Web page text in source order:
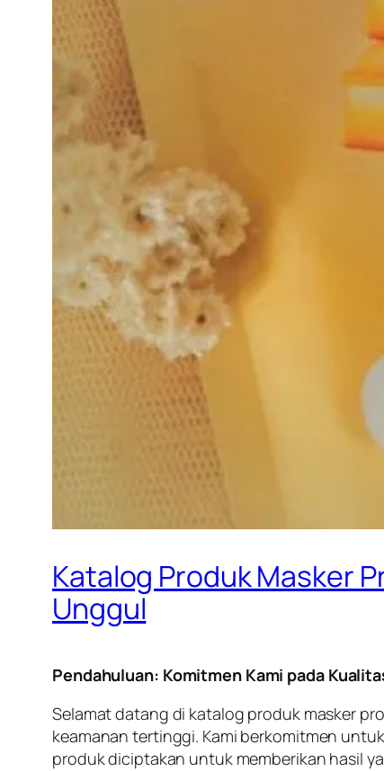
Katalog Produk Masker
Unggul
Pendahuluan: Komitmen Kami pada
Selamat datang di katalog produk masker
keamanan tertinggi. Kami berkomitmen
produk diciptakan untuk memberikan hasil